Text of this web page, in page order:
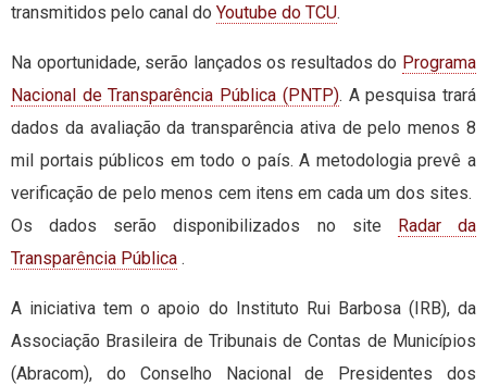
transmitidos pelo canal do Youtube do TCU.
Na oportunidade, serão lançados os resultados do Programa
Nacional de Transparência Pública (PNTP). A pesquisa trará
dados da avaliação da transparência ativa de pelo menos 8
mil portais públicos em todo o país. A metodologia prevê a
verificação de pelo menos cem itens em cada um dos sites.
Os dados serão disponibilizados no site Radar da
Transparência Pública .
A iniciativa tem o apoio do Instituto Rui Barbosa (IRB), da
Associação Brasileira de Tribunais de Contas de Municípios
(Abracom), do Conselho Nacional de Presidentes dos